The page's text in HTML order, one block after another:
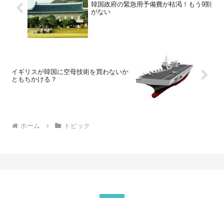
韓国政府の緊急用予備費が枯渇！もう9割
がない
イギリスが韓国に空母技術を買わないか
ともちかける？
ホーム トピック